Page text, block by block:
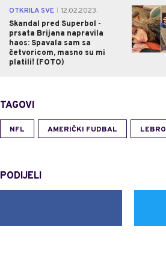
OTKRILA SVE
12.02.2023.
Skandal pred Superbol -
prsata Brijana napravila
haos: Spavala sam sa
četvoricom, masno su mi
platili! (FOTO)
TAGOVI
NFL AMERIČKI FUDBAL
PODIJELI